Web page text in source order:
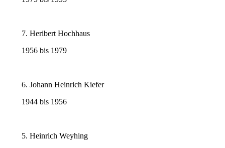
7. Heribert Hochhaus
1956 bis 1979
6. Johann Heinrich Kiefer
1944 bis 1956
5. Heinrich Weyhing